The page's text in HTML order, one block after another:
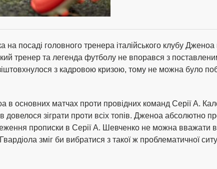
посаді головного тренера італійського клубу
тренер та легенда футболу не впорався з
з кадровою кризою, тому не можна було
основних матчах проти провідних команд Серії А.
зіграти проти всіх топів. Дженоа абсолютно
прописки в Серії А. Шевченко не можна вважати
зміг би вибратися з такої ж проблематичної